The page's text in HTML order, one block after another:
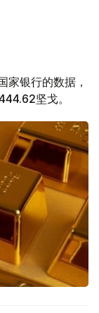
家银行的数据，
坚戈。